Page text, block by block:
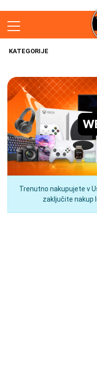
KATEGORIJE
Trenutno nakupujete v
zaključite nakup